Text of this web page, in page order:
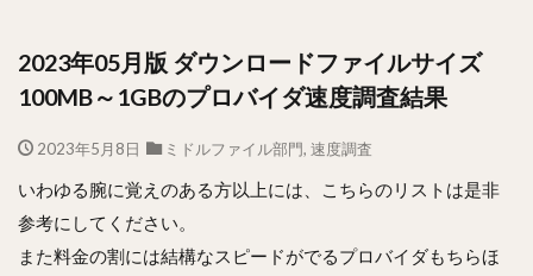
2023年05月版 ダウンロードファイルサイズ
100MB～1GBのプロバイダ速度調査結果
2023年5月8日 ミドルファイル部門, 速度調査
いわゆる腕に覚えのある方以上には、こちらのリストは是非
参考にしてください。
また料金の割には結構なスピードがでるプロバイダもちらほ